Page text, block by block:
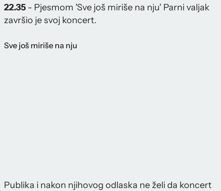
22.35 - Pjesmom 'Sve još miriše na nju' Parni valjak
završio je svoj koncert.
Sve još miriše na nju
Publika i nakon njihovog odlaska ne želi da koncert